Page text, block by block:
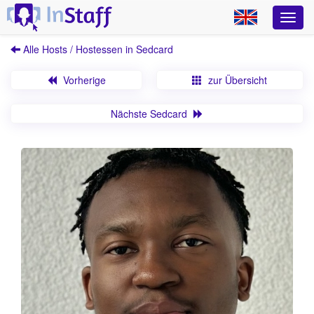
Alle Hosts / Hostessen in Sedcard
Vorherige zur Übersicht
Nächste Sedcard